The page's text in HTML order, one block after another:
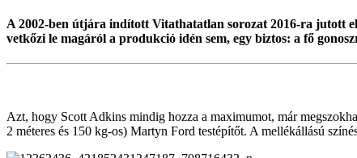
A 2002-ben útjára indított Vitathatatlan sorozat 2016-ra jutott
vetkőzi le magáról a produkció idén sem, egy biztos: a fő
Azt, hogy Scott Adkins mindig hozza a maximumot, már
2 méteres és 150 kg-os) Martyn Ford testépítőt. A mellékállású